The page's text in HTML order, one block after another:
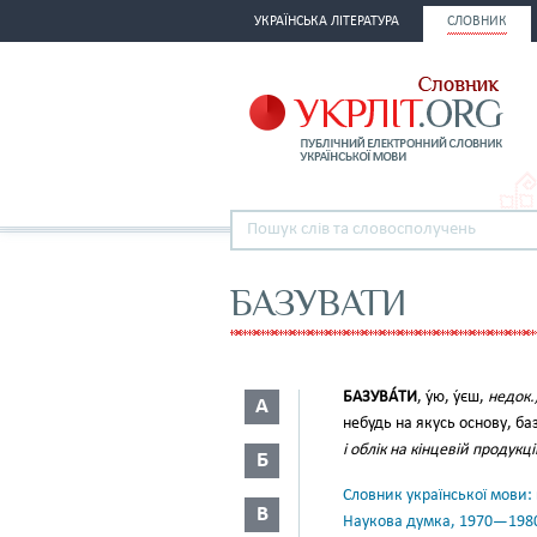
УКРАЇНСЬКА ЛІТЕРАТУРА СЛОВНИК
БАЗУВАТИ
А
Б
В
БАЗУВА́ТИ, у́ю, у́єш,
небудь на якусь основу,
і облік на кінцевій продукції
Словник української
Наукова думка,